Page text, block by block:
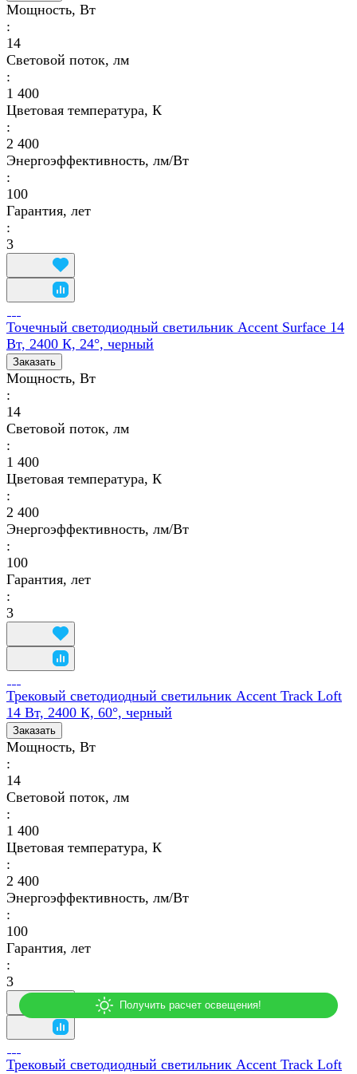
Мощность, Вт
:
14
Световой поток, лм
:
1 400
Цветовая температура, К
:
2 400
Энергоэффективность, лм/Вт
:
100
Гарантия, лет
:
3
Точечный светодиодный светильник Accent Surface 14
Вт, 2400 К, 24°, черный
Заказать
Мощность, Вт
:
14
Световой поток, лм
:
1 400
Цветовая температура, К
:
2 400
Энергоэффективность, лм/Вт
:
100
Гарантия, лет
:
3
Трековый светодиодный светильник Accent Track Loft
14 Вт, 2400 К, 60°, черный
Заказать
Мощность, Вт
:
14
Световой поток, лм
:
1 400
Цветовая температура, К
:
2 400
Энергоэффективность, лм/Вт
:
100
Гарантия, лет
:
3
Трековый светодиодный светильник Accent Track Loft